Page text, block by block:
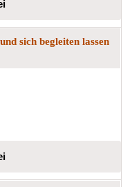
sich begleiten lassen